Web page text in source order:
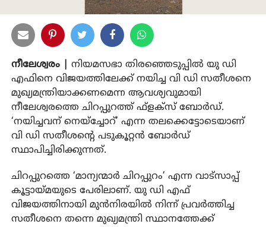
നീലേശ്വരം |
നിയമസഭാ തിരഞ്ഞെടുപ്പില്‍ യു ഡി
എഫിനെ വിജയത്തിലേക്ക് നയിച്ച വി ഡി സതീശനെ
മുഖ്യമന്ത്രിയാക്കണമെന്ന ആവശ്യവുമായി
നീലേശ്വരത്തെ ചിറപ്പുറത്ത് ഫ്‌ളക്‌സ് ബോര്‍ഡ്.
‘നയിച്ചവന് നെയ്‌ച്ചോറ്’ എന്ന തലക്കെട്ടോടെയാണ്
വി ഡി സതീശന്റെ പടുകൂറ്റന്‍ ബോര്‍ഡ്
സ്ഥാപിച്ചിരിക്കുന്നത്.
ചിറപ്പുറത്തെ ‘മാന്യന്മാര്‍ ചിറപ്പുറം’ എന്ന വാട്‌സാപ്പ്
കൂട്ടായ്മയുടെ പേരിലാണ്. യു ഡി എഫ്
വിജയത്തിനായി മുന്‍നിരയില്‍ നിന്ന് പ്രവര്‍ത്തിച്ച
സതീശനെ തന്നെ മുഖ്യമന്ത്രി സ്ഥാനത്തേക്ക്